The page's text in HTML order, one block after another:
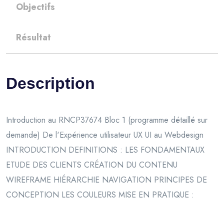
Objectifs
Résultat
Description
Introduction au RNCP37674 Bloc 1 (programme détaillé sur
demande) De l'Expérience utilisateur UX UI au Webdesign
INTRODUCTION DEFINITIONS : LES FONDAMENTAUX
ETUDE DES CLIENTS CRÉATION DU CONTENU
WIREFRAME HIÉRARCHIE NAVIGATION PRINCIPES DE
CONCEPTION LES COULEURS MISE EN PRATIQUE :